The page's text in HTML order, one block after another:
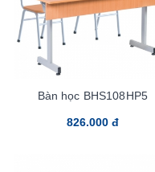
Bàn học BHS108HP5
826.000 đ